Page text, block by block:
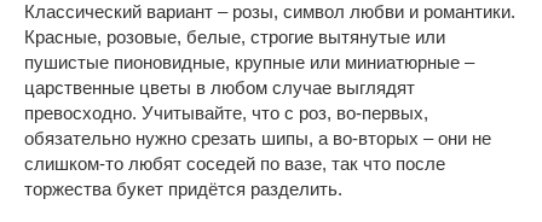
Классический вариант – розы, символ любви и романтики.
Красные, розовые, белые, строгие вытянутые или
пушистые пионовидные, крупные или миниатюрные –
царственные цветы в любом случае выглядят
превосходно. Учитывайте, что с роз, во-первых,
обязательно нужно срезать шипы, а во-вторых – они не
слишком-то любят соседей по вазе, так что после
торжества букет придётся разделить.